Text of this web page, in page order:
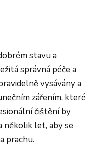
stavu a
správná péče a
vysávány a
zářením, které
čištění by
několik let, aby se
prachu.